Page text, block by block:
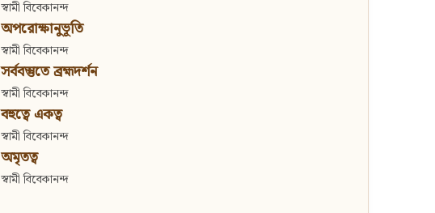
স্বামী বিবেকানন্দ
অপরোক্ষানুভূতি
স্বামী বিবেকানন্দ
সর্ববস্তুতে ব্রহ্মদর্শন
স্বামী বিবেকানন্দ
বহুত্বে একত্ব
স্বামী বিবেকানন্দ
অমৃতত্ব
স্বামী বিবেকানন্দ